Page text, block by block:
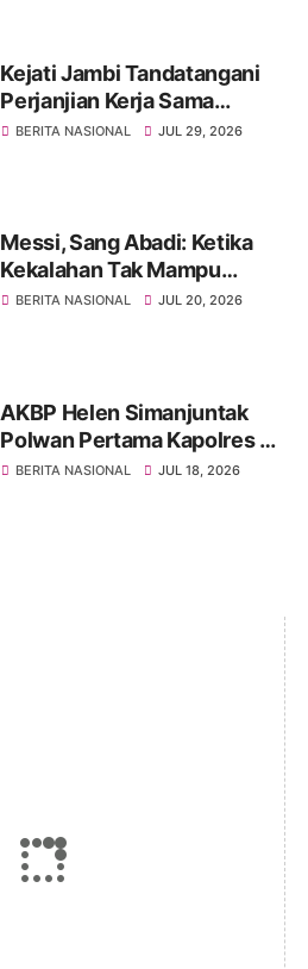
Kejati Jambi Tandatangani
Perjanjian Kerja Sama
Dengan PT Pertamina EP,
BERITA NASIONAL JUL 29, 2026
Messi, Sang Abadi: Ketika
Kekalahan Tak Mampu
Menghapus Keagungan
BERITA NASIONAL JUL 20, 2026
AKBP Helen Simanjuntak
Polwan Pertama Kapolres Di
Polda Bangka Belitung
BERITA NASIONAL JUL 18, 2026